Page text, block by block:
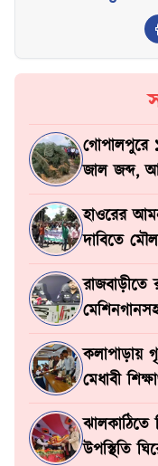
গোপালপুরে
জাল জব্দ,
হাওরের
দাবিতে
রাজবাড়ীতে
কলাপাড়ায়
মেধাবী
উপস্থিতি